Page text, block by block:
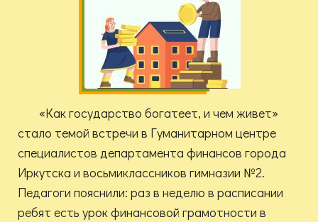
«Как государство богатеет, и чем живет»
стало темой встречи в Гуманитарном центре
специалистов департамента финансов города
Иркутска и восьмиклассников гимназии №2.
Педагоги пояснили: раз в неделю в расписании
ребят есть урок финансовой грамотности в